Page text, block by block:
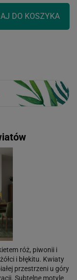
róż, piwonii i
i błękitu. Kwiaty
przestrzeni u góry
Subtelne motyle